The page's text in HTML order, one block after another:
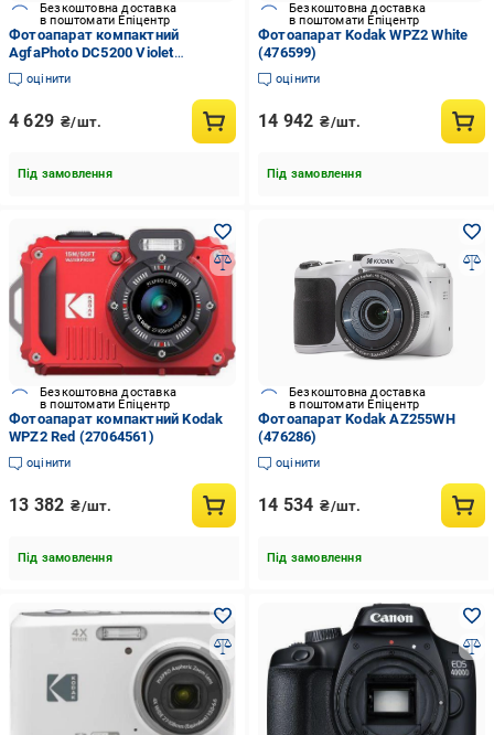
Безкоштовна доставка
в поштомати Епіцентр
Фотоапарат компактний
AgfaPhoto DC5200 Violet
(27062620)
оцінити
4 629 ₴/шт.
Під замовлення
Безкоштовна доставка
в поштомати Епіцентр
Фотоапарат Kodak WPZ2 White
(476599)
оцінити
14 942 ₴/шт.
Під замовлення
Безкоштовна доставка
в поштомати Епіцентр
Фотоапарат компактний Kodak
WPZ2 Red (27064561)
оцінити
13 382 ₴/шт.
Під замовлення
Безкоштовна доставка
в поштомати Епіцентр
Фотоапарат Kodak AZ255WH
(476286)
оцінити
14 534 ₴/шт.
Під замовлення